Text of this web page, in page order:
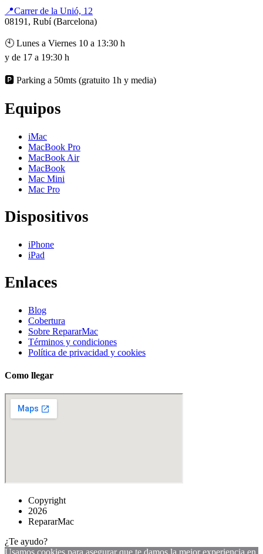
📍Carrer de la Unió, 12
08191, Rubí (Barcelona)
🕙 Lunes a Viernes 10 a 13:30 h
y de 17 a 19:30 h
🅿️ Parking a 50mts (gratuito 1h y media)
Equipos
iMac
MacBook Pro
MacBook Air
MacBook
Mac Mini
Mac Pro
Dispositivos
iPhone
iPad
Enlaces
Blog
Cobertura
Sobre RepararMac
Términos y condiciones
Política de privacidad y cookies
Como llegar
Copyright
2026
RepararMac
¿Te ayudo?